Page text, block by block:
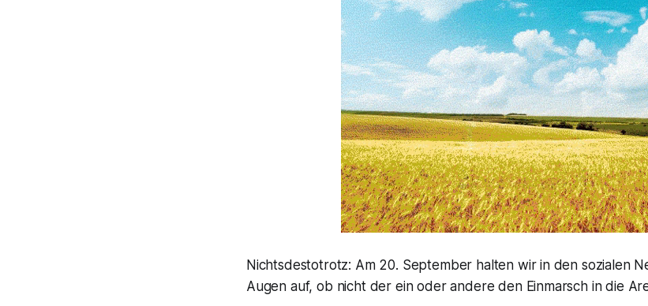
Nichtsdestotrotz: Am 20. September halten wir in den sozialen
Augen auf, ob nicht der ein oder andere den Einmarsch in die